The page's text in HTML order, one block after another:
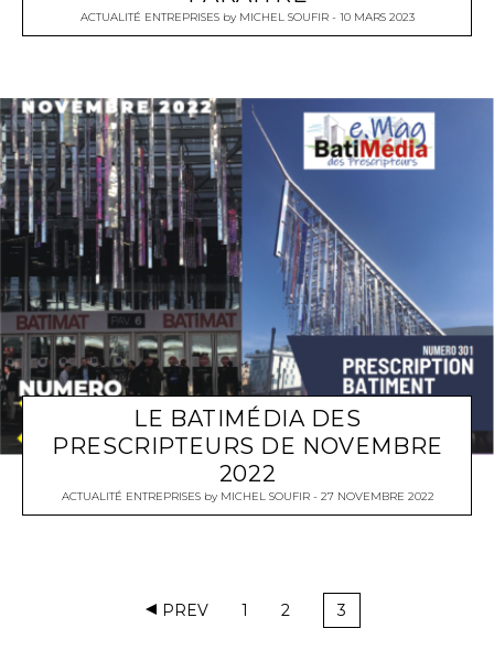
ACTUALITÉ ENTREPRISES by MICHEL SOUFIR 10 MARS 2023
LE BATIMÉDIA DES
PRESCRIPTEURS DE NOVEMBRE
2022
ACTUALITÉ ENTREPRISESby MICHEL SOUFIR 27 NOVEMBRE 2022
PREV 1 2 3